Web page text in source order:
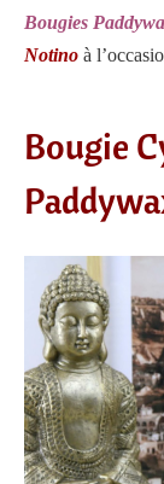
Bougies
Notino à
Bougie